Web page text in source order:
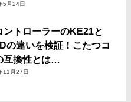
5月24日
ントローラーのKE21と
の違いを検証！こたつコ
互換性とは…
11月27日